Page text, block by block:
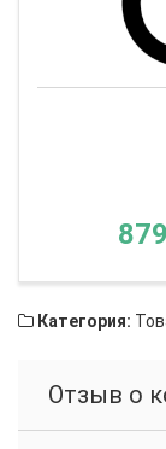
879
Категория:
Отзыв о